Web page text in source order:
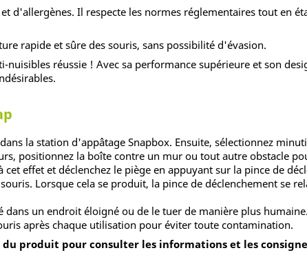
d'allergènes. Il respecte les normes réglementaires tout en
rapide et sûre des souris, sans possibilité d'évasion.
réussie ! Avec sa performance supérieure et son
la station d'appâtage Snapbox. Ensuite, sélectionnez
positionnez la boîte contre un mur ou tout autre obstacle
effet et déclenchez le piège en appuyant sur la pince de
Lorsque cela se produit, la pince de déclenchement se
un endroit éloigné ou de le tuer de manière plus humaine.
après chaque utilisation pour éviter toute contamination.
produit pour consulter les informations et les